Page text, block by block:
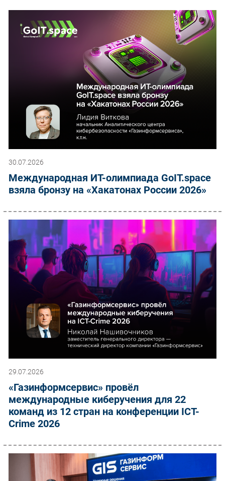
30.07.2026
Международная ИТ-олимпиада GoIT.space
взяла бронзу на «Хакатонах России 2026»
29.07.2026
«Газинформсервис» провёл
международные киберучения для 22
команд из 12 стран на конференции ICT-
Crime 2026